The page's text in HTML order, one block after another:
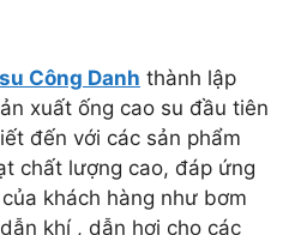
Công Danh thành lập
xuất ống cao su đầu tiên
đến với các sản phẩm
chất lượng cao, đáp ứng
khách hàng như bơm
khí , dẫn hơi cho các